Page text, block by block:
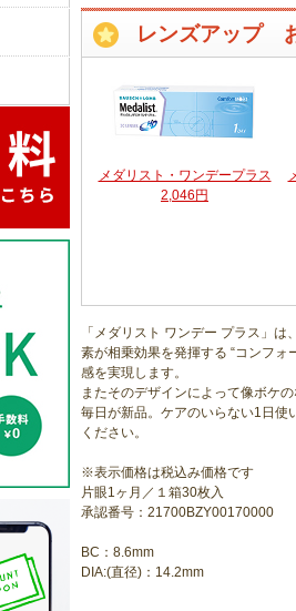
レンズアップ
メダリスト・ワンデープラス
2,046円
「メダリスト ワンデー プラス」
素が相乗効果を発揮する “コンフ
感を実現します。
またそのデザインによって像ボケ
毎日が新品。ケアのいらない1日使
ください。
※表示価格は税込み価格です
片眼1ヶ月／１箱30枚入
承認番号：21700BZY00170000
BC：8.6mm
DIA:(直径)：14.2mm